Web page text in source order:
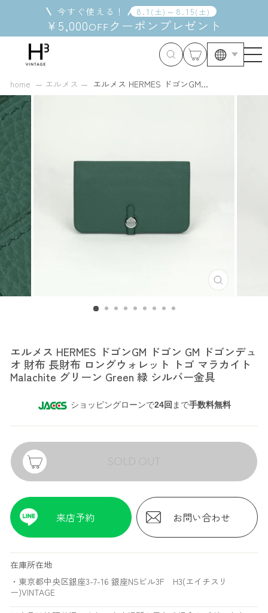
キ
ッ
プ
今すぐ使える！ 8 . 1 ( 土) ～ 8 . 15( 土)
¥5,000OFFクーポン プレゼント
home エルメス エルメス HERMES ドゴンGM...
エルメス HERMES ドゴンGM ドゴン GM ドゴンデュ
オ 財布 長財布 ロングウォレット トゴ マラカイト
Malachite グリーン Green 緑 シルバー金具
ショッピングローンで24回 まで手数料無料
来店予約 お問い合わせ
在庫所在地
・東京都中央区銀座3-7-16 銀座NSビル3F H3(エイチスリ
ー)VINTAGE